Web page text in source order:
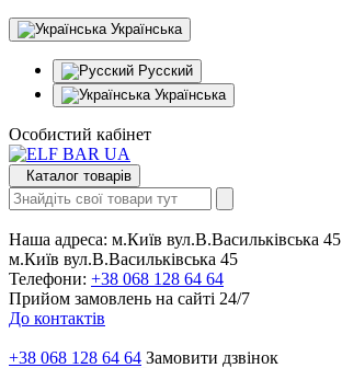
Українська
Русский
Українська
Особистий кабінет
Каталог товарів
Наша адреса: м.Київ вул.В.Васильківська 45
м.Київ вул.В.Васильківська 45
Телефони: +38 068 128 64 64
Прийом замовлень на сайті 24/7
До контактів
+38 068 128 64 64 Замовити дзвінок